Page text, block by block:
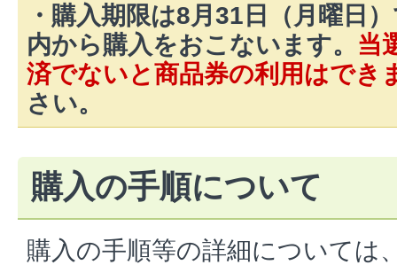
・購入期限は8月31日（月曜日
内から購入をおこないます。 当
済でないと商品券の利用はでき
さい。
購入の手順について
購入の手順等の詳細については